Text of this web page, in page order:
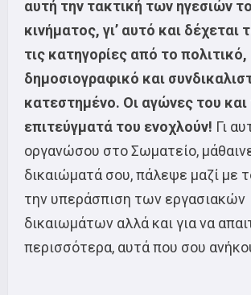
αυτή την τακτική των ηγεσιών
κινήματος, γι’ αυτό και δέχεται
τις κατηγορίες από το πολιτικό,
δημοσιογραφικό και
κατεστημένο. Οι αγώνες του και
επιτεύγματά του ενοχλούν! Γι
οργανώσου στο Σωματείο,
δικαιώματά σου, πάλεψε μαζί με
την υπεράσπιση των εργασιακών
δικαιωμάτων αλλά και για να
περισσότερα, αυτά που σου